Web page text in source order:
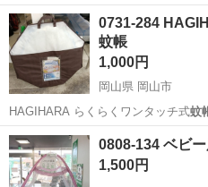
日128日★クリーンルーム内作業★マ
★就業先食堂利用可！日払い制度あり！
工場のお仕事 ◇コネクタ製造工...
茨城 常陸大宮市
0731-284
蚊帳
1,000円
岡山県 岡山市
HAGIHARA らくらくワンタッチ式蚊
岡山 岡山市 蚊
0808-134 ベビ
1,500円